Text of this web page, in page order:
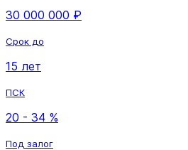
30 000 000 ₽
Срок до
15 лет
ПСК
20 - 34 %
Под залог